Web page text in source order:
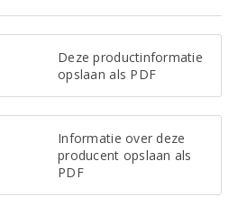
Deze productinformatie
opslaan als PDF
Informatie over deze
producent opslaan als
PDF